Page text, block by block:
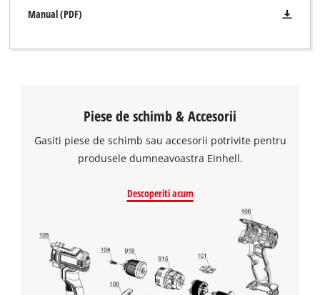
Manual (PDF)
Piese de schimb & Accesorii
Gasiti piese de schimb sau accesorii potrivite pentru
produsele dumneavoastra Einhell.
Descoperiti acum